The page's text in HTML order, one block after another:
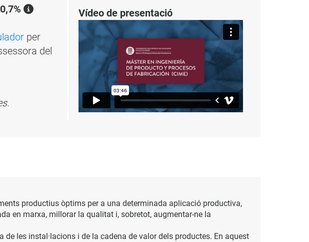
per
del
Vídeo de presentació
productius òptims per a una determinada aplicació productiva,
en marxa, millorar la qualitat i, sobretot, augmentar-ne la
les instal·lacions i de la cadena de valor dels productes. En aquest